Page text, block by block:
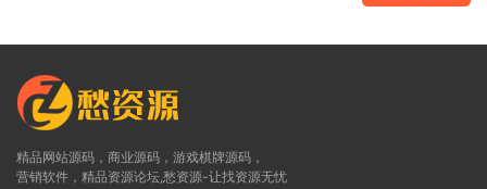
精品网站源码，商业源码，游戏棋牌源码，
营销软件，精品资源论坛,愁资源-让找资源无忧